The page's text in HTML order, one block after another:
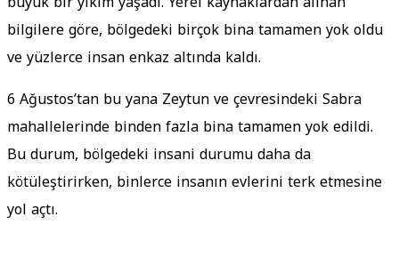
bilgilere göre, bölgedeki birçok bina tamamen yok oldu
ve yüzlerce insan enkaz altında kaldı.
6 Ağustos’tan bu yana Zeytun ve çevresindeki Sabra
mahallelerinde binden fazla bina tamamen yok edildi.
Bu durum, bölgedeki insani durumu daha da
kötüleştirirken, binlerce insanın evlerini terk etmesine
yol açtı.